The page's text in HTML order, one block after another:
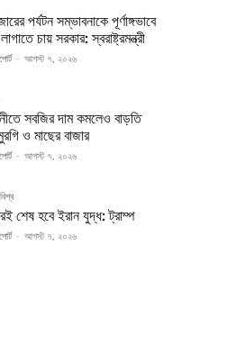
পর্যটন সম্ভাবনাকে পূর্ণাঙ্গভাবে
চায় সরকার: স্বরাষ্ট্রমন্ত্রী
- আগস্ট ৭, ২০২৬
সবজির দাম কমলেও বাড়তি
ও মাছের বাজার
- আগস্ট ৭, ২০২৬
শেষ হবে ইরান যুদ্ধ: ট্রাম্প
- আগস্ট ৭, ২০২৬